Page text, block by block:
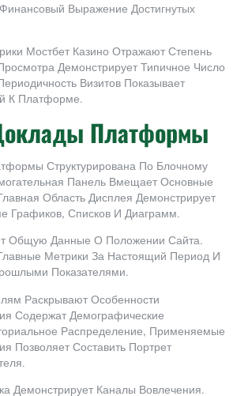
Выражение Достигнутых
Мостбет Казино Отражают Степень
Демонстрирует Типичное Число
Визитов Показывает
К Платформе.
Платформы
Структурирована По Блочному
Панель Вмещает Основные
Область Дисплея Демонстрирует
Списков И Диаграмм.
Общую Данные О Положении Сайта.
Метрики За Настоящий Период И
Показателями.
Раскрывают Особенности
Содержат Демографические
Распределение, Применяемые
Позволяет Составить Портрет
Демонстрирует Каналы Вовлечения.